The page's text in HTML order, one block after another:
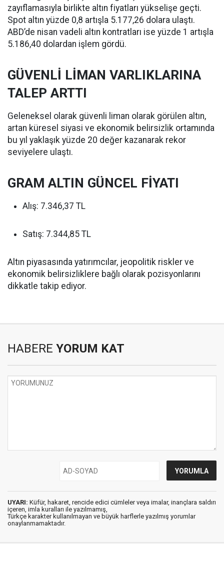
zayıflamasıyla birlikte altın fiyatları yükselişe geçti.
Spot altın yüzde 0,8 artışla 5.177,26 dolara ulaştı.
ABD’de nisan vadeli altın kontratları ise yüzde 1 artışla
5.186,40 dolardan işlem gördü.
GÜVENLİ LİMAN VARLIKLARINA
TALEP ARTTI
Geleneksel olarak güvenli liman olarak görülen altın,
artan küresel siyasi ve ekonomik belirsizlik ortamında
bu yıl yaklaşık yüzde 20 değer kazanarak rekor
seviyelere ulaştı.
GRAM ALTIN GÜNCEL FİYATI
Alış: 7.346,37 TL
Satış: 7.344,85 TL
Altın piyasasında yatırımcılar, jeopolitik riskler ve
ekonomik belirsizliklere bağlı olarak pozisyonlarını
dikkatle takip ediyor.
HABERE YORUM KAT
UYARI: Küfür, hakaret, rencide edici cümleler veya imalar, inançlara saldırı
içeren, imla kuralları ile yazılmamış,
Türkçe karakter kullanılmayan ve büyük harflerle yazılmış yorumlar
onaylanmamaktadır.